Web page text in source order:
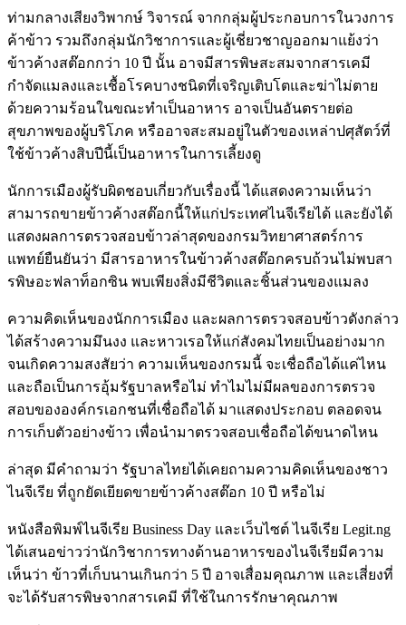
ท่ามกลางเสียงวิพากษ์ วิจารณ์ จากกลุ่มผู้ประกอบการในวงการ
ค้าข้าว รวมถึงกลุ่มนักวิชาการและผู้เชี่ยวชาญออกมาแย้งว่า
ข้าวค้างสต๊อกกว่า 10 ปี นั้น อาจมีสารพิษสะสมจากสารเคมี
กำจัดแมลงและเชื้อโรคบางชนิดที่เจริญเติบโตและฆ่าไม่ตาย
ด้วยความร้อนในขณะทำเป็นอาหาร อาจเป็นอันตรายต่อ
สุขภาพของผู้บริโภค หรืออาจสะสมอยู่ในตัวของเหล่าปศุสัตว์ที่
ใช้ข้าวค้างสิบปีนี้เป็นอาหารในการเลี้ยงดู
นักการเมืองผู้รับผิดชอบเกี่ยวกับเรื่องนี้ ได้แสดงความเห็นว่า
สามารถขายข้าวค้างสต๊อกนี้ให้แก่ประเทศไนจีเรียได้ และยังได้
แสดงผลการตรวจสอบข้าวล่าสุดของกรมวิทยาศาสตร์การ
แพทย์ยืนยันว่า มีสารอาหารในข้าวค้างสต๊อกครบถ้วนไม่พบสา
รพิษอะฟลาท็อกซิน พบเพียงสิ่งมีชีวิตและชิ้นส่วนของแมลง
ความคิดเห็นของนักการเมือง และผลการตรวจสอบข้าวดังกล่าว
ได้สร้างความมึนงง และหาวเรอให้แก่สังคมไทยเป็นอย่างมาก
จนเกิดความสงสัยว่า ความเห็นของกรมนี้ จะเชื่อถือได้แค่ไหน
และถือเป็นการอุ้มรัฐบาลหรือไม่ ทำไมไม่มีผลของการตรวจ
สอบขององค์กรเอกชนที่เชื่อถือได้ มาแสดงประกอบ ตลอดจน
การเก็บตัวอย่างข้าว เพื่อนำมาตรวจสอบเชื่อถือได้ขนาดไหน
ล่าสุด มีคำถามว่า รัฐบาลไทยได้เคยถามความคิดเห็นของชาว
ไนจีเรีย ที่ถูกยัดเยียดขายข้าวค้างสต๊อก 10 ปี หรือไม่
หนังสือพิมพ์ไนจีเรีย Business Day และเว็บไซต์ ไนจีเรีย Legit.ng
ได้เสนอข่าวว่านักวิชาการทางด้านอาหารของไนจีเรียมีความ
เห็นว่า ข้าวที่เก็บนานเกินกว่า 5 ปี อาจเสื่อมคุณภาพ และเสี่ยงที่
จะได้รับสารพิษจากสารเคมี ที่ใช้ในการรักษาคุณภาพ